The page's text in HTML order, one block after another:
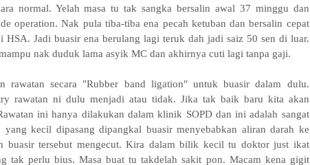
normal. Yelah masa tu tak sangka bersalin awal 37 minggu dan
operation. Nak pula tiba-tiba ena pecah ketuban dan bersalin cepat
HSA. Jadi buasir ena berulang lagi teruk dah jadi saiz 50 sen di luar.
nak duduk lama asyik MC dan akhirnya cuti lagi tanpa gaji.
rawatan secara "Rubber band ligation" untuk buasir dalam dulu.
rawatan ni dulu menjadi atau tidak. Jika tak baik baru kita akan
awatan ini hanya dilakukan dalam klinik SOPD dan ini adalah sangat
yang kecil dipasang dipangkal buasir menyebabkan aliran darah ke
buasir tersebut mengecut. Kira dalam bilik kecil tu doktor just ikat
tak perlu bius. Masa buat tu takdelah sakit pon. Macam kena gigit